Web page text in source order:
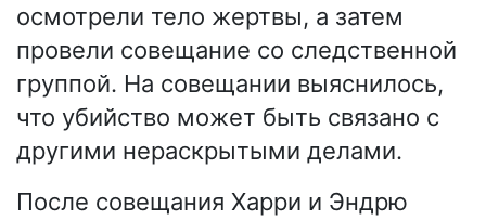
осмотрели тело жертвы, а затем
провели совещание со следственной
группой. На совещании выяснилось,
что убийство может быть связано с
другими нераскрытыми делами.
После совещания Харри и Эндрю